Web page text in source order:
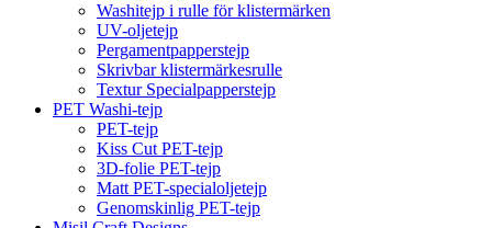
Washitejp i rulle för klistermärken
UV-oljetejp
Pergamentpapperstejp
Skrivbar klistermärkesrulle
Textur Specialpapperstejp
PET Washi-tejp
PET-tejp
Kiss Cut PET-tejp
3D-folie PET-tejp
Matt PET-specialoljetejp
Genomskinlig PET-tejp